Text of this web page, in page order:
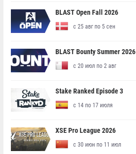
BLAST Open Fall 2026
с 25 авг по 5 сен
BLAST Bounty Summer 2026
с 20 июл по 2 авг
Stake Ranked Episode 3
с 14 по 17 июля
XSE Pro League 2026
с 30 июн по 11 июл